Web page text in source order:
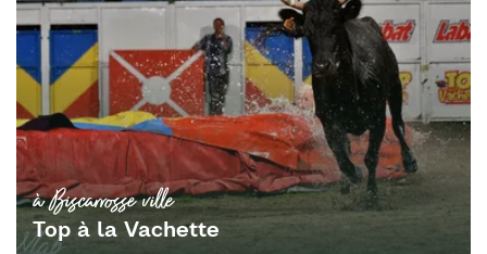
à Biscarrosse ville
Top à la Vachette